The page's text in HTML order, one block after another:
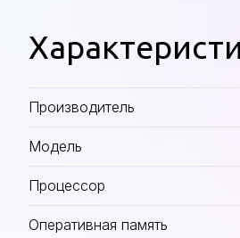
Производитель
Модель
Процессор
Оперативная память